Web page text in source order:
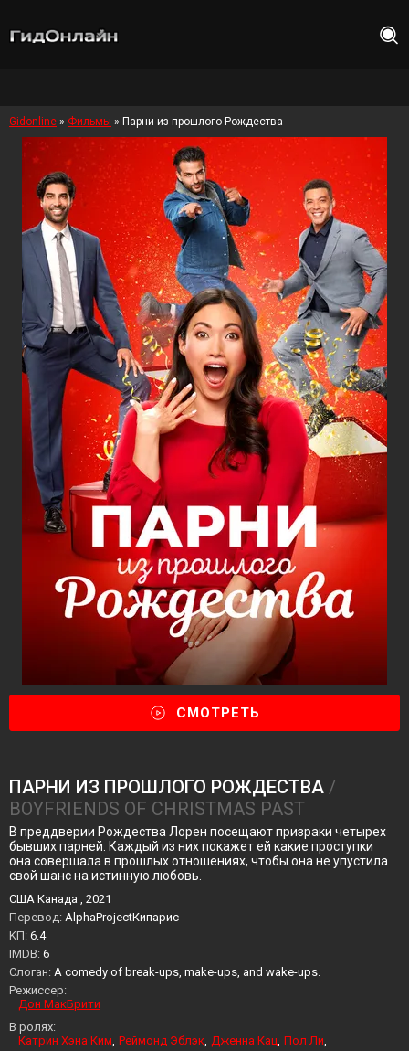
Gidonline » Фильмы » Парни из прошлого Рождества
СМОТРЕТЬ
ПАРНИ ИЗ ПРОШЛОГО РОЖДЕСТВА /
BOYFRIENDS OF CHRISTMAS PAST
В преддверии Рождества Лорен посещают призраки четырех
бывших парней. Каждый из них покажет ей какие проступки
она совершала в прошлых отношениях, чтобы она не упустила
свой шанс на истинную любовь.
США Канада , 2021
Перевод: AlphaProjectКипарис
KП: 6.4
IMDB: 6
Слоган: A comedy of break-ups, make-ups, and wake-ups.
Режиссер:
Дон МакБрити
В ролях:
Катрин Хэна Ким Реймонд Эблэк Дженна Кац Пол Ли